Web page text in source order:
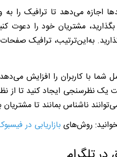
اجازه می‌دهد تا ترافیک
مشتریان خود را دعوت
به‌این‌ترتیب، ترافیک
شما با کاربران را افزایش
یک نظرسنجی ایجاد کنید تا
ناشناس بمانند تا
روش‌هایبازاریابی در